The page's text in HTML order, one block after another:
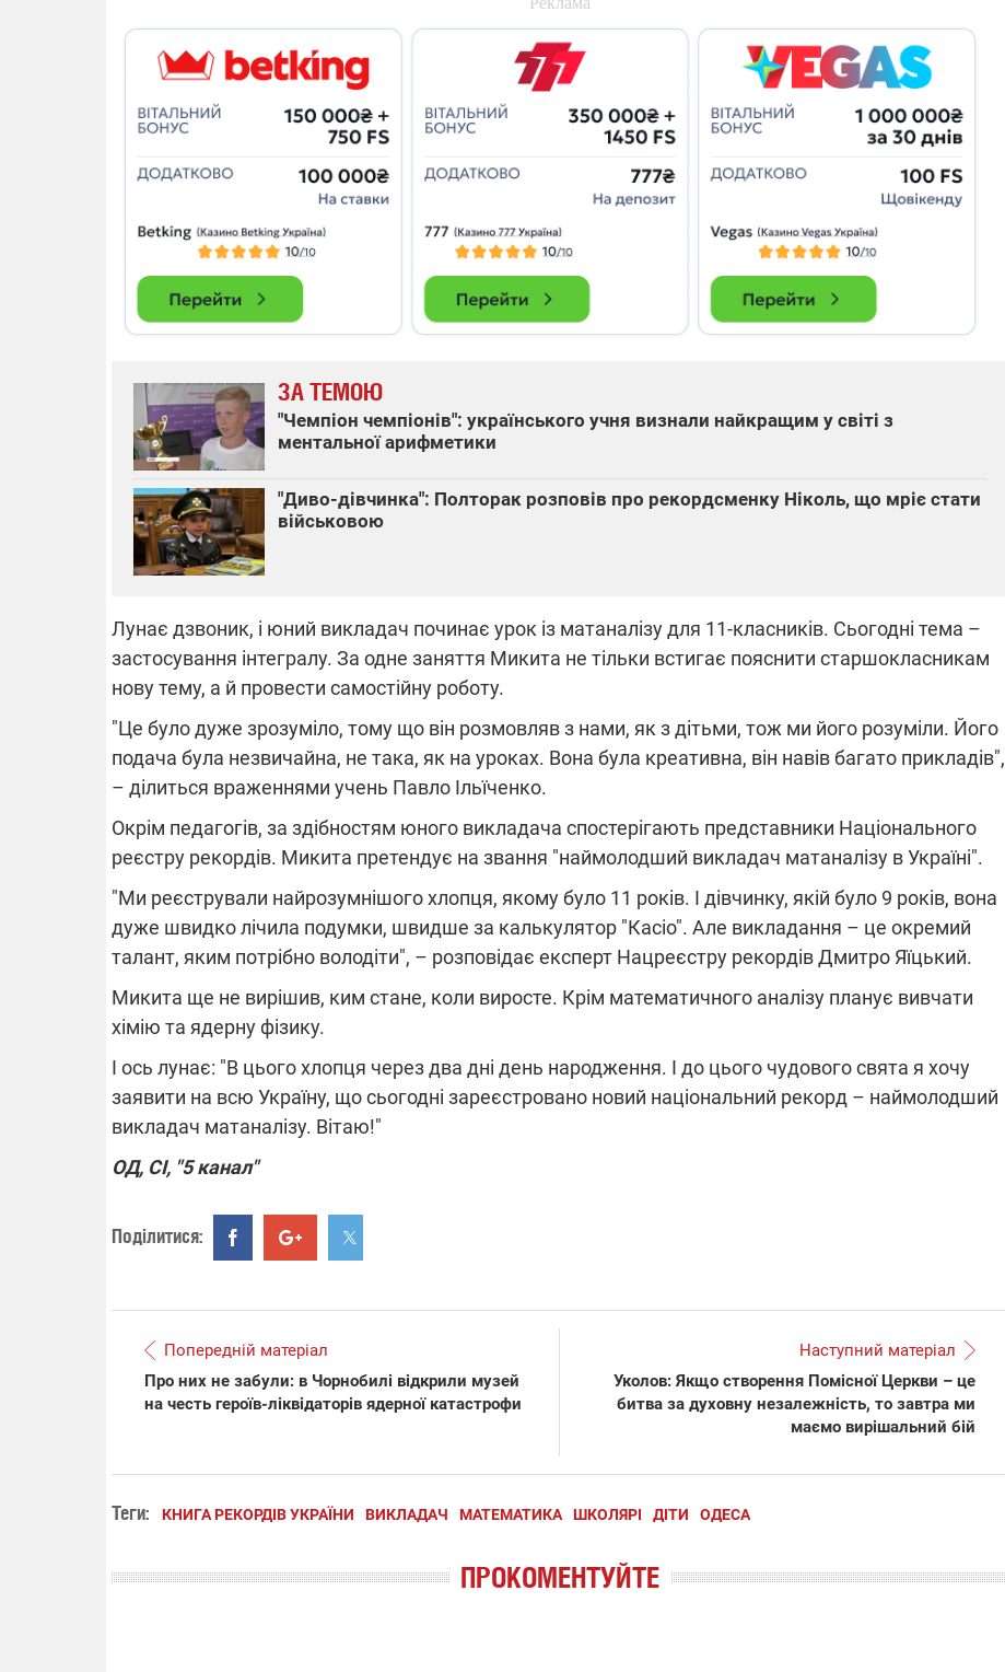
ЗА ТЕМОЮ
"Чемпіон чемпіонів": українського учня визнали найкращим у світі з
ментальної арифметики
"Диво-дівчинка": Полторак розповів про рекордсменку Ніколь, що мріє стати
військовою
Лунає дзвоник, і юний викладач починає урок із матаналізу для 11-класників. Сьогодні тема –
застосування інтегралу. За одне заняття Микита не тільки встигає пояснити старшокласникам
нову тему, а й провести самостійну роботу.
"Це було дуже зрозуміло, тому що він розмовляв з нами, як з дітьми, тож ми його розуміли. Його
подача була незвичайна, не така, як на уроках. Вона була креативна, він навів багато прикладів",
– ділиться враженнями учень Павло Ільїченко.
Окрім педагогів, за здібностям юного викладача спостерігають представники Національного
реєстру рекордів. Микита претендує на звання "наймолодший викладач матаналізу в Україні".
"Ми реєстрували найрозумнішого хлопця, якому було 11 років. І дівчинку, якій було 9 років, вона
дуже швидко лічила подумки, швидше за калькулятор "Касіо". Але викладання – це окремий
талант, яким потрібно володіти", – розповідає експерт Нацреєстру рекордів Дмитро Яїцький.
Микита ще не вирішив, ким стане, коли виросте. Крім математичного аналізу планує вивчати
хімію та ядерну фізику.
І ось лунає: "В цього хлопця через два дні день народження. І до цього чудового свята я хочу
заявити на всю Україну, що сьогодні зареєстровано новий національний рекорд – наймолодший
викладач матаналізу. Вітаю!"
ОД, СІ, "5 канал"
Поділитися:
Попередній матеріал
Про них не забули: в Чорнобилі відкрили музей
на честь героїв-ліквідаторів ядерної катастрофи
Наступний матеріал
Уколов: Якщо створення Помісної Церкви – це
битва за духовну незалежність, то завтра ми
маємо вирішальний бій
Теги: КНИГА РЕКОРДІВ УКРАЇНИ ВИКЛАДАЧ МАТЕМАТИКА ШКОЛЯРІ ДІТИ ОДЕСА
ПРОКОМЕНТУЙТЕ